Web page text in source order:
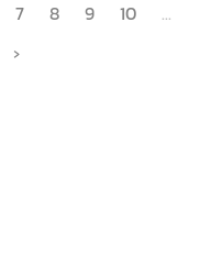
7 8 9 10
...
›